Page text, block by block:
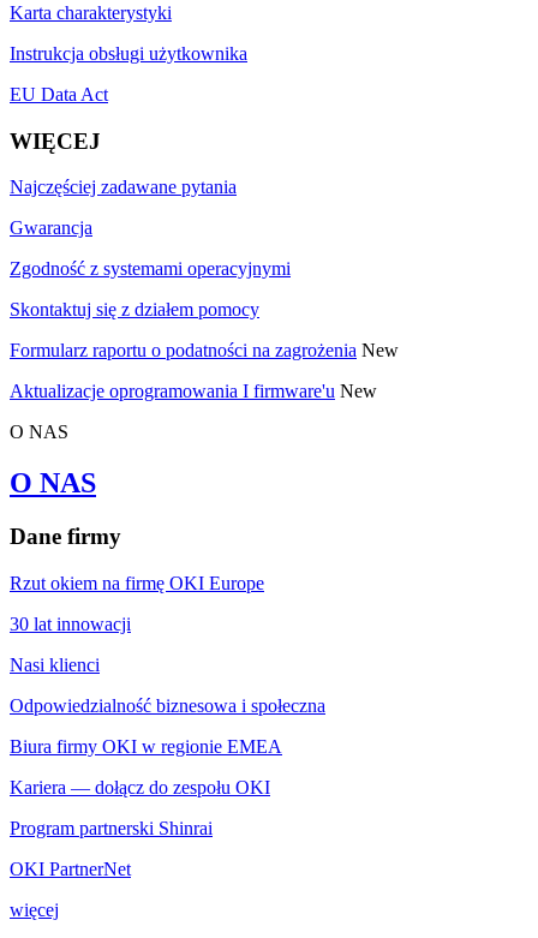
Karta charakterystyki
Instrukcja obsługi użytkownika
EU Data Act
WIĘCEJ
Najczęściej zadawane pytania
Gwarancja
Zgodność z systemami operacyjnymi
Skontaktuj się z działem pomocy
Formularz raportu o podatności na zagrożenia New
Aktualizacje oprogramowania I firmware'u New
O NAS
O NAS
Dane firmy
Rzut okiem na firmę OKI Europe
30 lat innowacji
Nasi klienci
Odpowiedzialność biznesowa i społeczna
Biura firmy OKI w regionie EMEA
Kariera — dołącz do zespołu OKI
Program partnerski Shinrai
OKI PartnerNet
więcej